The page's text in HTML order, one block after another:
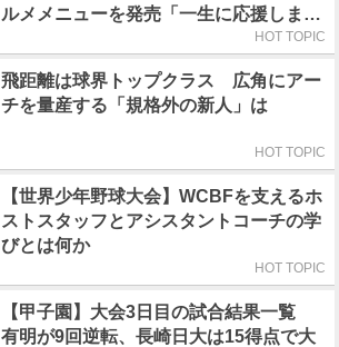
ルメメニューを発売「一生に応援しまし
HOT TOPIC
飛距離は球界トップクラス 広角にアー
チを量産する「規格外の新人」は
HOT TOPIC
【世界少年野球大会】WCBFを支えるホ
ストスタッフとアシスタントコーチの学
びとは何か
HOT TOPIC
【甲子園】大会3日目の試合結果一覧
有明が9回逆転、長崎日大は15得点で大